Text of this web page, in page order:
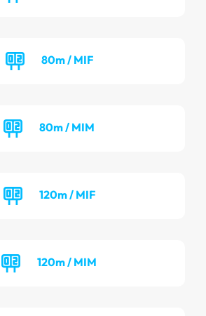
80m / MIF
80m / MIM
120m / MIF
120m / MIM